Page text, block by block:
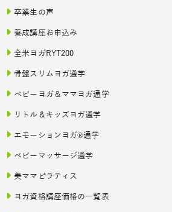
卒業生の声
養成講座お申込み
全米ヨガRYT200
骨盤スリムヨガ通学
ベビーヨガ＆ママヨガ通学
リトル＆キッズヨガ通学
エモーションヨガ®通学
ベビーマッサージ通学
美ママピラティス
ヨガ資格講座価格の一覧表